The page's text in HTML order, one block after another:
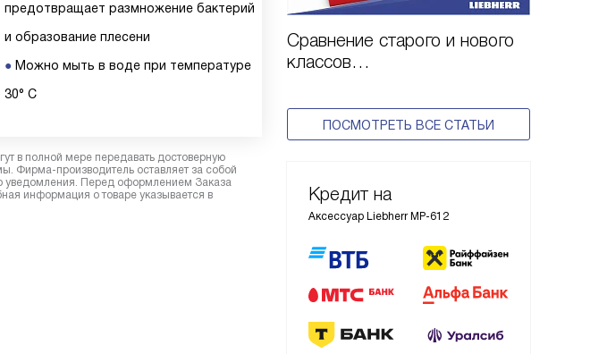
Сравнение старого и нового
классов
ПОСМОТРЕТЬ ВСЕ СТАТЬИ
Кредит на
Аксессуар Liebherr MP-612
предотвращает размножение бактерий
и образование плесени
Можно мыть в воде при температуре
30° C
в полной мере передавать достоверную
Фирма-производитель оставляет за собой
уведомления. Перед оформлением Заказа
информация о товаре указывается в